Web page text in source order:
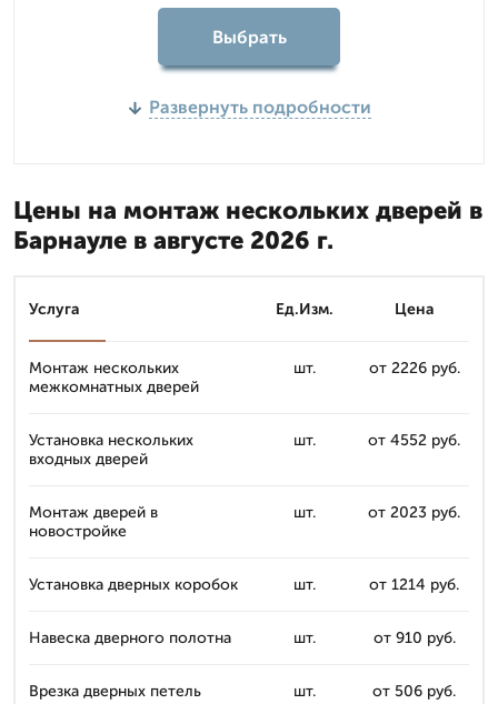
Выбрать
Развернуть подробности
Цены на монтаж нескольких дверей в
Барнауле в августе 2026 г.
Услуга Ед.Изм. Цена
Монтаж нескольких
межкомнатных дверей
шт. от 2226 руб.
Установка нескольких
входных дверей
шт. от 4552 руб.
Монтаж дверей в
новостройке
шт. от 2023 руб.
Установка дверных коробок шт. от 1214 руб.
Навеска дверного полотна шт. от 910 руб.
Врезка дверных петель шт. от 506 руб.